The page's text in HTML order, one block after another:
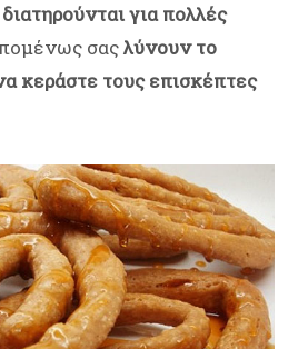
διατηρούνται για πολλές
σαςλύνουν το
κεράστε τους επισκέπτες